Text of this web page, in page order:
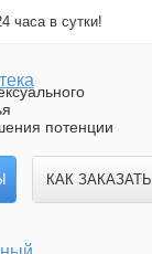
часа в сутки!
потенции
КАК ЗАКАЗАТЬ